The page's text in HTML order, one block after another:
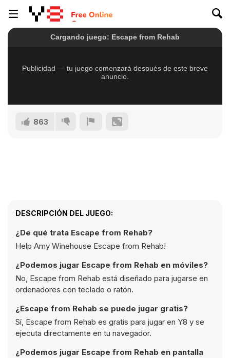
863
DESCRIPCIÓN DEL JUEGO:
¿De qué trata Escape from Rehab?
Help Amy Winehouse Escape from Rehab!
¿Podemos jugar Escape from Rehab en móviles?
No, Escape from Rehab está diseñado para jugarse en
ordenadores con teclado o ratón.
¿Escape from Rehab se puede jugar gratis?
Sí, Escape from Rehab es gratis para jugar en Y8 y se
ejecuta directamente en tu navegador.
¿Podemos jugar Escape from Rehab en pantalla